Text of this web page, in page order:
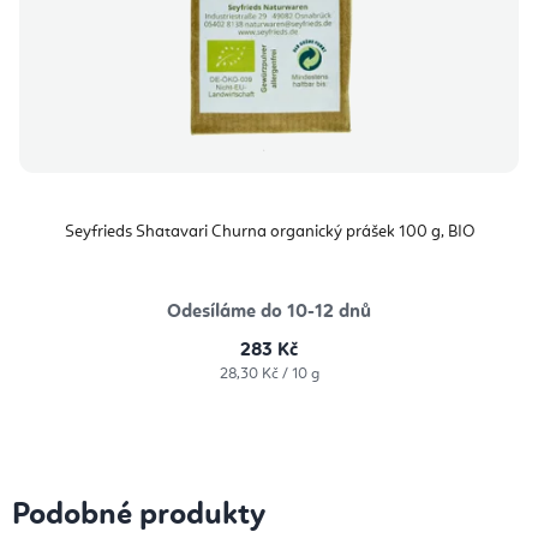
Seyfrieds Shatavari Churna organický prášek 100 g, BIO
Odesíláme do 10-12 dnů
283 Kč
Měrná
28,30 Kč / 10 g
Podobné produkty